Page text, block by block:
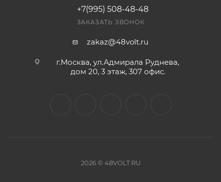
+7(995) 508-48-48
ЗАКАЗАТЬ ЗВОНОК
zakaz@48volt.ru
г.Москва, ул.Адмирала Руднева,
дом 20, 3 этаж, 307 офис.
2026 © 48VOLT.RU